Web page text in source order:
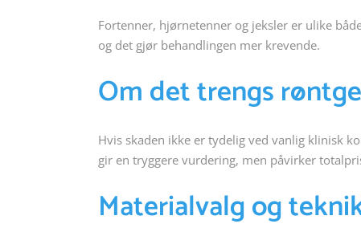
Fortenner, hjørnetenner og jeksler er ulike
og det gjør behandlingen mer krevende.
Om det trengs
Hvis skaden ikke er tydelig ved vanlig klinisk
gir en tryggere vurdering, men påvirker
Materialvalg og